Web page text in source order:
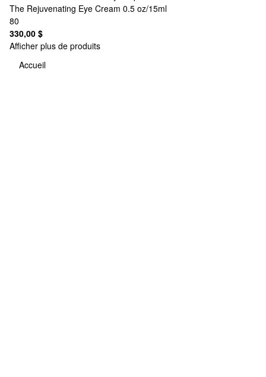
The Rejuvenating Eye Cream 0.5 oz/15ml
80
330,00 $
Afficher plus de produits
Accueil